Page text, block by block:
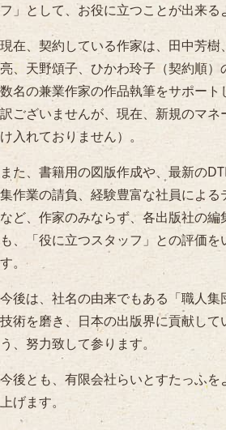
フ」として、お役に立つことが出来る
現在、契約している作家は、田中芳樹
亮、天野頌子、ひかわ玲子（契約順）
数名の兼業作家の作品執筆をサポート
訳ございませんが、現在、新規のマネ
け入れておりません）。
また、書籍用の図版作成や、最新の
集作業の請負、経験豊富な社員による
など、作家のみならず、各出版社の編
も、「役に立つスタッフ」との評価を
す。
今後は、社名の由来でもある「職人集
技術を磨き、日本の出版界に貢献して
う、努力致して参ります。
今後とも、有限会社らいとすたっふを
上げます。